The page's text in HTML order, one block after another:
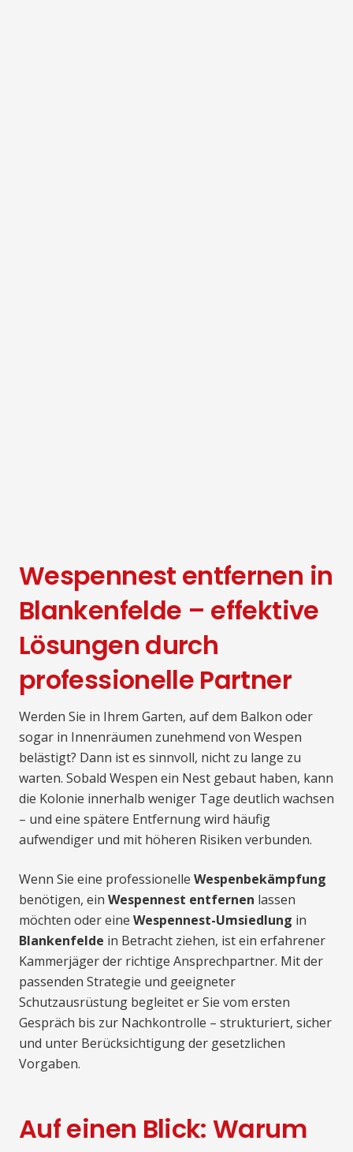
Wespennest entfernen in
Blankenfelde – effektive
Lösungen durch
professionelle Partner
Werden Sie in Ihrem Garten, auf dem Balkon oder
sogar in Innenräumen zunehmend von Wespen
belästigt? Dann ist es sinnvoll, nicht zu lange zu
warten. Sobald Wespen ein Nest gebaut haben, kann
die Kolonie innerhalb weniger Tage deutlich wachsen
– und eine spätere Entfernung wird häufig
aufwendiger und mit höheren Risiken verbunden.
Wenn Sie eine professionelle Wespenbekämpfung
benötigen, ein Wespennest entfernen lassen
möchten oder eine Wespennest-Umsiedlung in
Blankenfelde in Betracht ziehen, ist ein erfahrener
Kammerjäger der richtige Ansprechpartner. Mit der
passenden Strategie und geeigneter
Schutzausrüstung begleitet er Sie vom ersten
Gespräch bis zur Nachkontrolle – strukturiert, sicher
und unter Berücksichtigung der gesetzlichen
Vorgaben.
Auf einen Blick: Warum